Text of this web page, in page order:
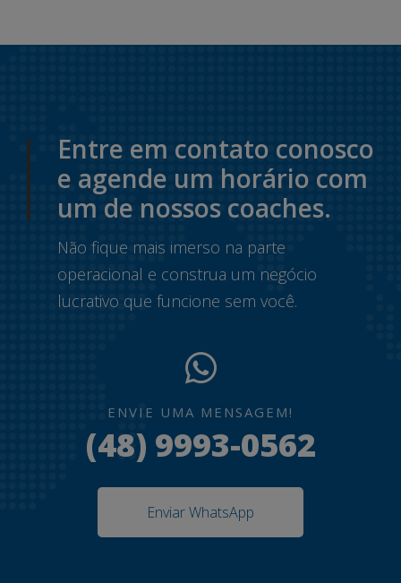
Entre em contato conosco
e agende um horário com
um de nossos coaches.
Não fique mais imerso na parte
operacional e construa um negócio
lucrativo que funcione sem você.
ENVIE UMA MENSAGEM!
(48) 9993-0562
Enviar WhatsApp